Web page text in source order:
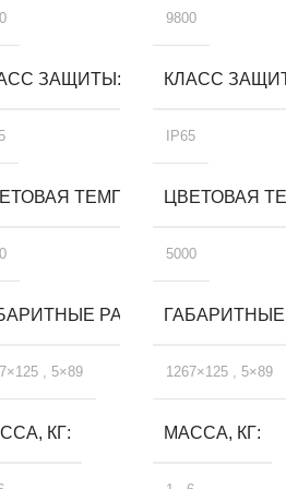
К
ЗАЩИТЫ
ТЕМПЕРАТУРА, К
РАЗМЕРЫ, ММ
5×89
КГ
9800
КЛАСС
IP65
ЦВЕТОВАЯ
5000
1267×125 5×89
МАССА, КГ